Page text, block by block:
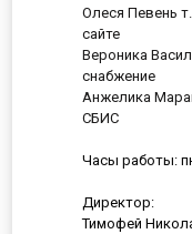
Олеся Певень
сайте
Вероника
снабжение
Анжелика
СБИС
Часы работы:
Директор:
Тимофей